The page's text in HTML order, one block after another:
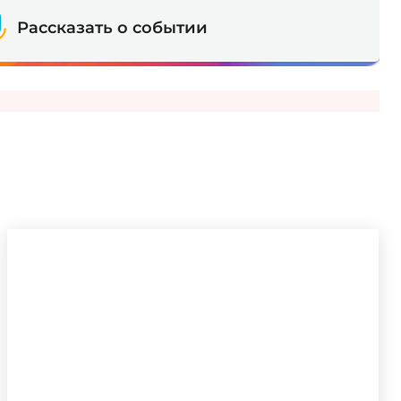
Рассказать о событии